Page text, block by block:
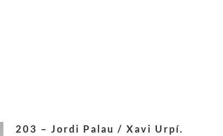
203 – Jordi Palau / Xavi Urpí.